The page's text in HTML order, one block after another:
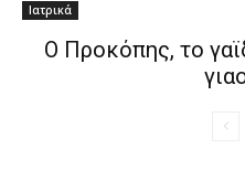
Ιατρικά
Ο Προκόπης, το